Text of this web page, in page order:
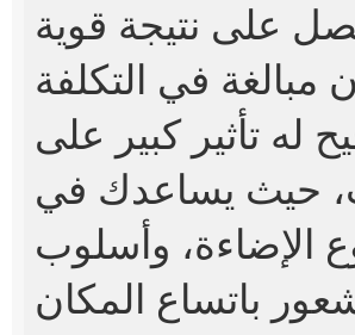
على نتيجة قوية
له تأثير كبير على
حيث يساعدك في
الإضاءة، وأسلوب
باتساع المكان